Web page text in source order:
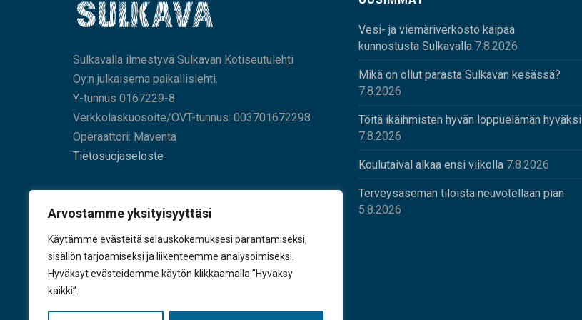
Arvostamme yksityisyyttäsi
Käytämme evästeitä selauskokemuksesi parantamiseksi,
sisällön tarjoamiseksi ja liikenteemme analysoimiseksi.
Hyväksyt evästeidemme käytön klikkaamalla ”Hyväksy
kaikki”.
Sulkavalla ilmestyvä Sulkavan Kotiseutulehti
Oy:n julkaisema paikallislehti.
Y-tunnus 0167229-8
Verkkolaskuosoite/OVT-tunnus: 003701672298
Operaattori: Maventa
Tietosuojaseloste
KÄY TYKKÄÄMÄSSÄ
Vesi- ja viemäriverkosto kaipaa
kunnostusta Sulkavalla 7.8.2026
Mikä on ollut parasta Sulkavan kesässä?
7.8.2026
Töitä ikäihmisten hyvän loppuelämän hyväksi
7.8.2026
Koulutaival alkaa ensi viikolla 7.8.2026
Terveysaseman tiloista neuvotellaan pian
5.8.2026